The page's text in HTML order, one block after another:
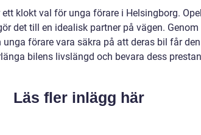
klokt val för unga förare i Helsingborg.
det till en idealisk partner på vägen.
förare vara säkra på att deras bil får
bilens livslängd och bevara dess
Läs fler inlägg här